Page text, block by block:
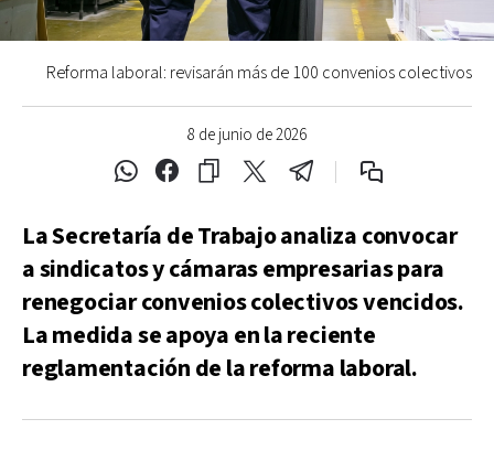
8 de junio de 2026
Reforma laboral: revisarán más de 100 convenios colectivos
La Secretaría de Trabajo analiza convocar
a sindicatos y cámaras empresarias para
renegociar convenios colectivos vencidos.
La medida se apoya en la reciente
reglamentación de la reforma laboral.